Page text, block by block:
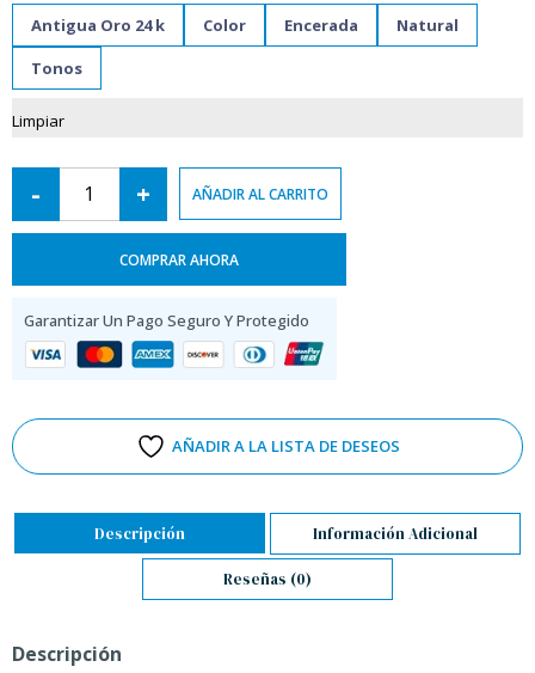
Antigua Oro 24 k Color Encerada
Natural
Tonos
Limpiar
- + AÑADIR AL CARRITO
COMPRAR AHORA
Garantizar Un Pago Seguro Y Protegido
AÑADIR A LA LISTA DE DESEOS
Descripción Información Adicional
Reseñas (0)
Descripción